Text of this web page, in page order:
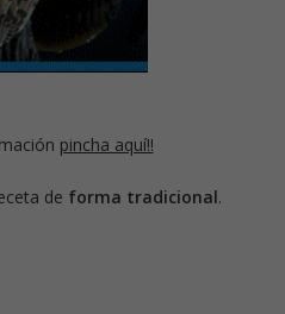
pincha aquí!!
de forma tradicional.